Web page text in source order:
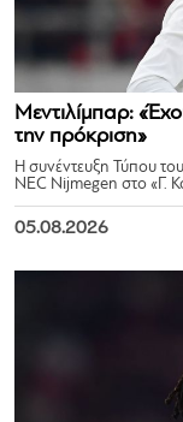
Μεντιλίμπαρ:
την πρόκριση»
Η συνέντευξη Τύπου
NEC Nijmegen στο «Γ.
05.08.2026